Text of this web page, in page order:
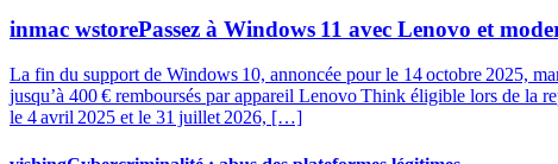
inmac wstorePassez à Windows 11 avec Lenovo et
La fin du support de Windows 10, annoncée pour le 14 octobre 2025,
jusqu’à 400 € remboursés par appareil Lenovo Think éligible lors de la
le 4 avril 2025 et le 31 juillet 2026, […]